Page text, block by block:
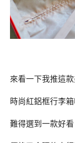
來看一下我推這
時尚紅鋁框行李箱
難得選到一款好看